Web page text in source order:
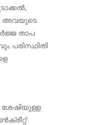
അവയുടെ
താപ
പരിസ്ഥിതി